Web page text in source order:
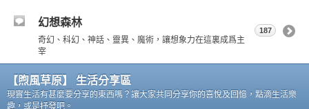
幻想森林
奇幻、科幻、神話、靈異、魔術，讓想象力在這裏成爲主
宰
187
【煦風草原】 生活分享區
現實生活有甚麼要分享的東西嗎？讓大家共同分享你的喜悅及回憶，點滴生活樂
趣，或是抒發吧。